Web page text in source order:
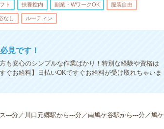
ト 扶養控内 副業・WワークOK 服装自由
なし ルーティン
見です！
も安心のシンプルな作業ばかり！特別な経験や資格は
ぐお給料】日払いOKですぐお給料が受け取れちゃいま
---分／川口元郷駅から---分／南鳩ケ谷駅から---分／鳩ケ